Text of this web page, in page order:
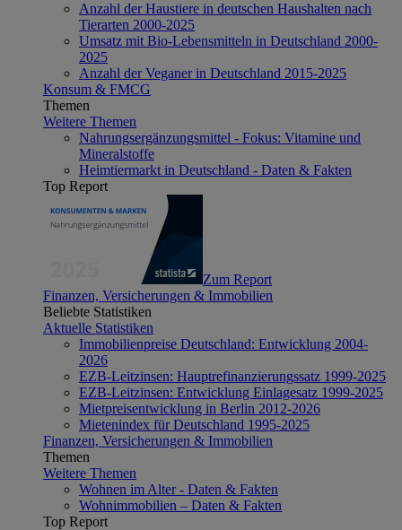
Anzahl der Haustiere in deutschen Haushalten nach
Tierarten 2000-2025
Umsatz mit Bio-Lebensmitteln in Deutschland 2000-
2025
Anzahl der Veganer in Deutschland 2015-2025
Konsum & FMCG
Themen
Weitere Themen
Nahrungsergänzungsmittel - Fokus: Vitamine und
Mineralstoffe
Heimtiermarkt in Deutschland - Daten & Fakten
Top Report
Zum Report
Finanzen, Versicherungen & Immobilien
Beliebte Statistiken
Aktuelle Statistiken
Immobilienpreise Deutschland: Entwicklung 2004-
2026
EZB-Leitzinsen: Hauptrefinanzierungssatz 1999-2025
EZB-Leitzinsen: Entwicklung Einlagesatz 1999-2025
Mietpreisentwicklung in Berlin 2012-2026
Mietenindex für Deutschland 1995-2025
Finanzen, Versicherungen & Immobilien
Themen
Weitere Themen
Wohnen im Alter - Daten & Fakten
Wohnimmobilien – Daten & Fakten
Top Report